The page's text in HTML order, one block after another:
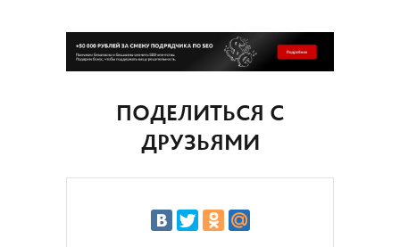
ПОДЕЛИТЬСЯ С
ДРУЗЬЯМИ